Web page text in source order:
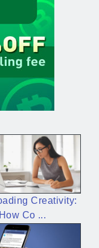
Creativity:
How Co ...